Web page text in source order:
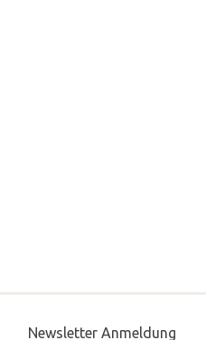
Newsletter Anmeldung